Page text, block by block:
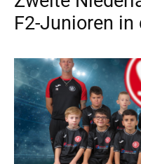
F2-Junioren in